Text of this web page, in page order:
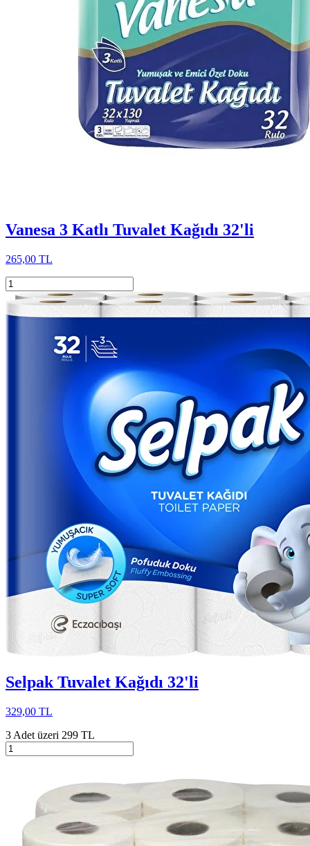
Vanesa 3 Katlı Tuvalet Kağıdı 32'li
265,00 TL
Selpak Tuvalet Kağıdı 32'li
329,00 TL
3 Adet üzeri 299 TL